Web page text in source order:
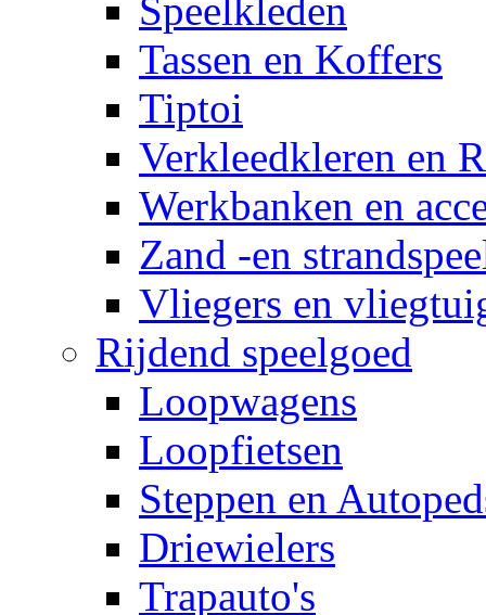
Speelkleden
Tassen en Koffers
Tiptoi
Verkleedkleren en
Werkbanken en
Zand -en
Vliegers en
Rijdend speelgoed
Loopwagens
Loopfietsen
Steppen en
Driewielers
Trapauto's